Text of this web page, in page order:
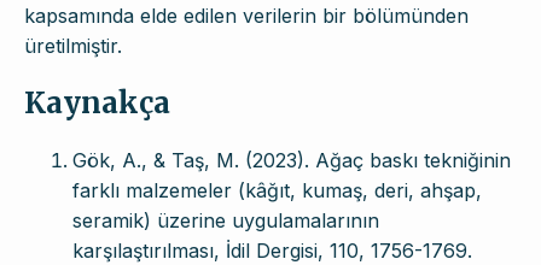
kapsamında elde edilen verilerin bir bölümünden
üretilmiştir.
Kaynakça
Gök, A., & Taş, M. (2023). Ağaç baskı tekniğinin
farklı malzemeler (kâğıt, kumaş, deri, ahşap,
seramik) üzerine uygulamalarının
karşılaştırılması, İdil Dergisi, 110, 1756-1769.